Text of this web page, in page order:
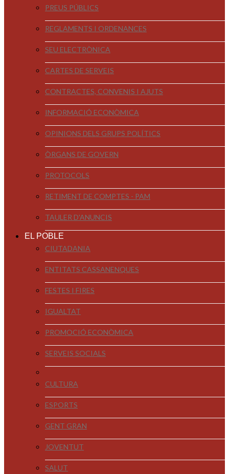
PREUS PÚBLICS
REGLAMENTS I ORDENANCES
SEU ELECTRÒNICA
CARTES DE SERVEIS
CONTRACTES, CONVENIS I AJUTS
INFORMACIÓ ECONÒMICA
OPINIONS DELS GRUPS POLÍTICS
ÒRGANS DE GOVERN
PROTOCOLS
RETIMENT DE COMPTES - PAM
TAULER D'ANUNCIS
EL POBLE
CIUTADANIA
ENTITATS CASSANENQUES
FESTES I FIRES
IGUALTAT
PROMOCIÓ ECONÒMICA
SERVEIS SOCIALS
CULTURA
ESPORTS
GENT GRAN
JOVENTUT
SALUT